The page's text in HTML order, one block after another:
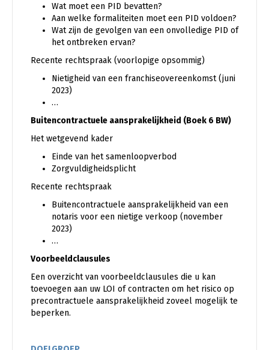
Wat moet een PID bevatten?
Aan welke formaliteiten moet een PID voldoen?
Wat zijn de gevolgen van een onvolledige PID of
het ontbreken ervan?
Recente rechtspraak (voorlopige opsommig)
Nietigheid van een franchiseovereenkomst (juni
2023)
…
Buitencontractuele aansprakelijkheid (Boek 6 BW)
Het wetgevend kader
Einde van het samenloopverbod
Zorgvuldigheidsplicht
Recente rechtspraak
Buitencontractuele aansprakelijkheid van een
notaris voor een nietige verkoop (november
2023)
…
Voorbeeldclausules
Een overzicht van voorbeeldclausules die u kan
toevoegen aan uw LOI of contracten om het risico op
precontractuele aansprakelijkheid zoveel mogelijk te
beperken.